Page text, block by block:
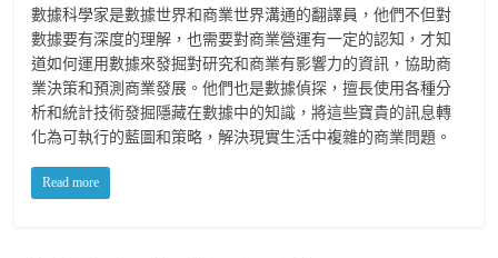
數據科學家是數據世界和商業世界溝通的翻譯員，他們不但對
數據要有深度的理解，也需要對商業營運有一定的認知，才知
道如何運用數據來發掘對研究和商業有影響力的資訊，協助商
業決策和預測商業發展。他們也是數據偵探，擅長使用各種分
析和統計技術發掘隱藏在數據中的知識，將這些寶貴的訊息轉
化為可執行的藍圖和策略，解決現實生活中複雜的商業問題。
Read more